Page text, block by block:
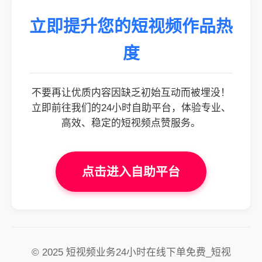
立即提升您的短视频作品热
度
不要再让优质内容因缺乏初始互动而被埋没！
立即前往我们的24小时自助平台，体验专业、
高效、稳定的短视频点赞服务。
点击进入自助平台
© 2025 短视频业务24小时在线下单免费_短视